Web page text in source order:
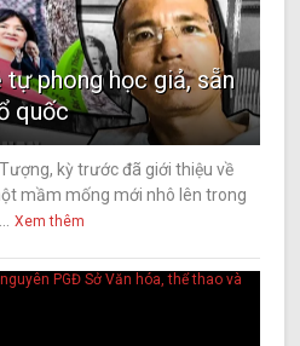
tự phong học giả, sẵn
quốc
kỳ trước đã giới thiệu về
mầm mống mới nhô lên trong
Xem thêm